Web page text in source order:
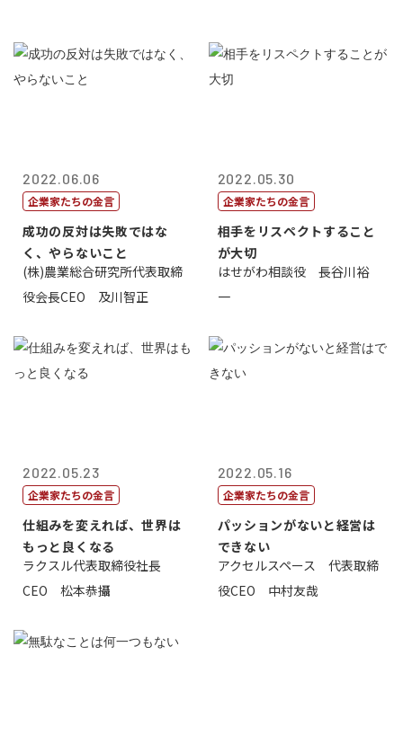
2022.06.06
企業家たちの金言
成功の反対は失敗ではな
く、やらないこと
(株)農業総合研究所代表取締
役会長CEO 及川智正
2022.05.30
企業家たちの金言
相手をリスペクトすること
が大切
はせがわ相談役 長谷川裕
一
2022.05.23
企業家たちの金言
仕組みを変えれば、世界は
もっと良くなる
ラクスル代表取締役社長
CEO 松本恭攝
2022.05.16
企業家たちの金言
パッションがないと経営は
できない
アクセルスペース 代表取締
役CEO 中村友哉